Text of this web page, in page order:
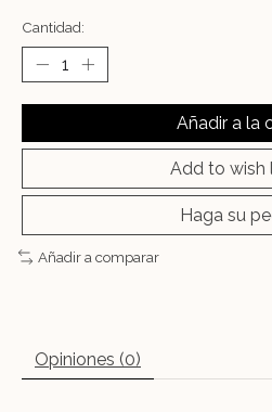
Cantidad:
Añadir a la
Add to wish
Haga su
Añadir a comparar
Opiniones (0)